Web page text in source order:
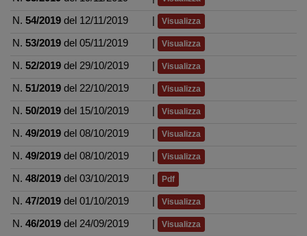
N. 54/2019 del 12/11/2019 Visualizza
N. 53/2019 del 05/11/2019 Visualizza
N. 52/2019 del 29/10/2019 Visualizza
N. 51/2019 del 22/10/2019 Visualizza
N. 50/2019 del 15/10/2019 Visualizza
N. 49/2019 del 08/10/2019 Visualizza
N. 49/2019 del 08/10/2019 Visualizza
N. 48/2019 del 03/10/2019 Pdf
N. 47/2019 del 01/10/2019 Visualizza
N. 46/2019 del 24/09/2019 Visualizza